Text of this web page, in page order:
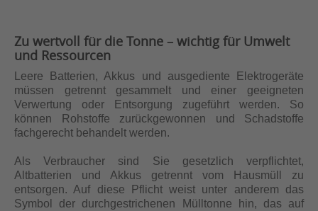
Zu wertvoll für die Tonne – wichtig für Umwelt
und Ressourcen
Leere Batterien, Akkus und ausgediente Elektrogeräte
müssen getrennt gesammelt und einer geeigneten
Verwertung oder Entsorgung zugeführt werden. So
können Rohstoffe zurückgewonnen und Schadstoffe
fachgerecht behandelt werden.
Als Verbraucher sind Sie gesetzlich verpflichtet,
Altbatterien und Akkus getrennt vom Hausmüll zu
entsorgen. Auf diese Pflicht weist unter anderem das
Symbol der durchgestrichenen Mülltonne hin, das auf